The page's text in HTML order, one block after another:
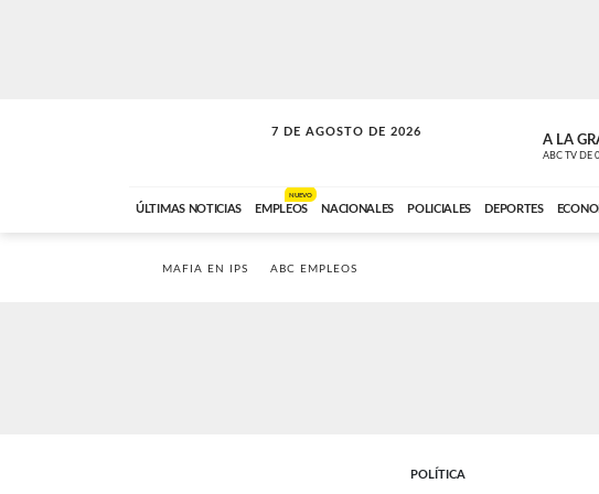
7 DE AGOSTO DE 2026
LA MOVIDA A LA
ABC TV DE
ÚLTIMAS NOTICIAS EMPLEOS
NUEVO
NACIONALES POLICIALES DEPORTES
MAFIA EN IPS ABC EMPLEOS
POLÍTICA